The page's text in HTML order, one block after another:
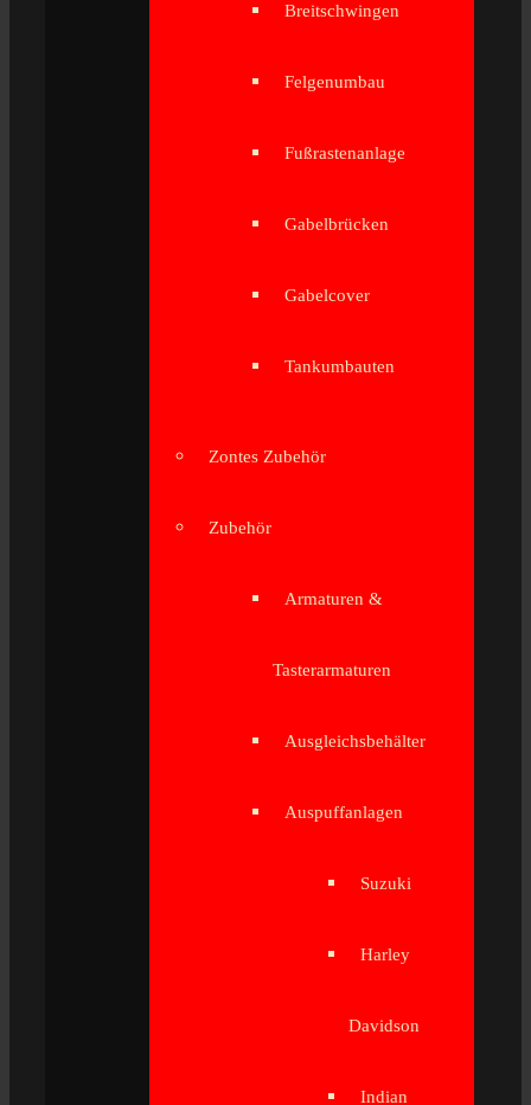
Breitschwingen
Felgenumbau
Fußrastenanlage
Gabelbrücken
Gabelcover
Tankumbauten
Zontes Zubehör
Zubehör
Armaturen &
Tasterarmaturen
Ausgleichsbehälter
Auspuffanlagen
Suzuki
Harley
Davidson
Indian